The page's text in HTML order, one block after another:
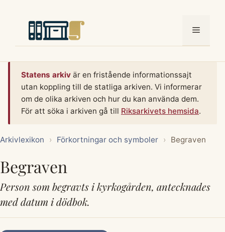
innehåll
Meny
Statens arkiv är en fristående informationssajt
utan koppling till de statliga arkiven. Vi informerar
om de olika arkiven och hur du kan använda dem.
För att söka i arkiven gå till Riksarkivets hemsida.
Arkivlexikon › Förkortningar och symboler › Begraven
Begraven
Person som begravts i kyrkogården, antecknades
med datum i dödbok.